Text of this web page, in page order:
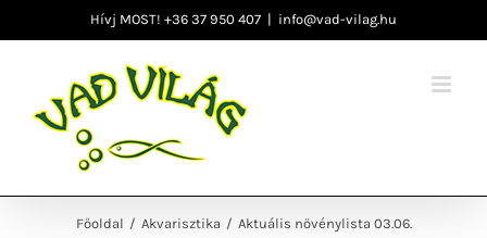
Hívj MOST! +36 37 950 407 | info@vad-vilag.hu
Főoldal / Akvarisztika / Aktuális növénylista 03.06.